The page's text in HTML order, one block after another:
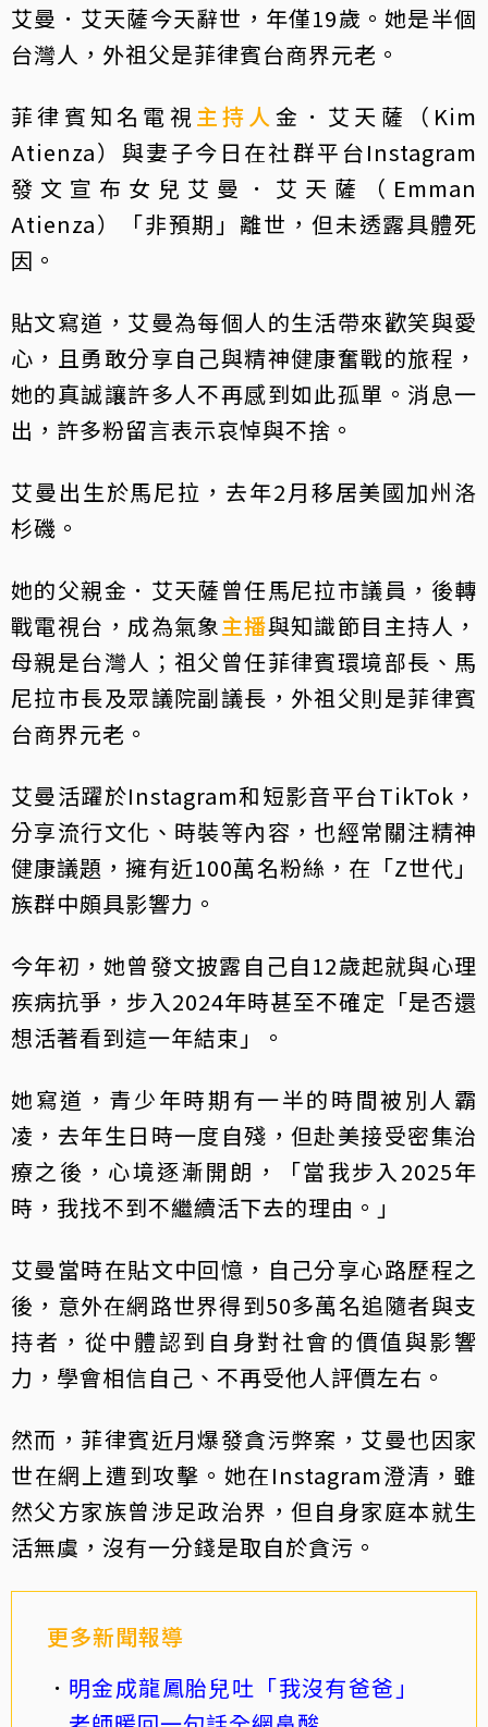
艾曼．艾天薩今天辭世，年僅19歲。她是半個
台灣人，外祖父是菲律賓台商界元老。
菲律賓知名電視 主持人 金．艾天薩（Kim
Atienza）與妻子今日在社群平台Instagram
發文宣布女兒艾曼．艾天薩（Emman
Atienza）「非預期」離世，但未透露具體死
因。
貼文寫道，艾曼為每個人的生活帶來歡笑與愛
心，且勇敢分享自己與精神健康奮戰的旅程，
她的真誠讓許多人不再感到如此孤單。消息一
出，許多粉留言表示哀悼與不捨。
艾曼出生於馬尼拉，去年2月移居美國加州洛
杉磯。
她的父親金．艾天薩曾任馬尼拉市議員，後轉
戰電視台，成為氣象主播與知識節目主持人，
母親是台灣人；祖父曾任菲律賓環境部長、馬
尼拉市長及眾議院副議長，外祖父則是菲律賓
台商界元老。
艾曼活躍於Instagram和短影音平台TikTok，
分享流行文化、時裝等內容，也經常關注精神
健康議題，擁有近100萬名粉絲，在「Z世代」
族群中頗具影響力。
今年初，她曾發文披露自己自12歲起就與心理
疾病抗爭，步入2024年時甚至不確定「是否還
想活著看到這一年結束」。
她寫道，青少年時期有一半的時間被別人霸
凌，去年生日時一度自殘，但赴美接受密集治
療之後，心境逐漸開朗，「當我步入2025年
時，我找不到不繼續活下去的理由。」
艾曼當時在貼文中回憶，自己分享心路歷程之
後，意外在網路世界得到50多萬名追隨者與支
持者，從中體認到自身對社會的價值與影響
力，學會相信自己、不再受他人評價左右。
然而，菲律賓近月爆發貪污弊案，艾曼也因家
世在網上遭到攻擊。她在Instagram澄清，雖
然父方家族曾涉足政治界，但自身家庭本就生
活無虞，沒有一分錢是取自於貪污。
更多新聞報導
明金成龍鳳胎兒吐「我沒有爸爸」